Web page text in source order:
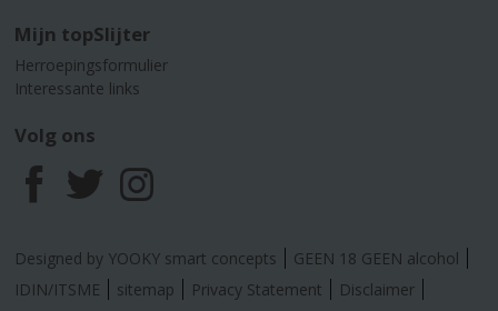
Mijn topSlijter
Herroepingsformulier
Interessante links
Volg ons
F
a
c
T
w
i
I
n
s
Designed by YOOKY smart concepts
GEEN 18 GEEN alcohol
IDIN/ITSME
sitemap Privacy Statement
Disclaimer